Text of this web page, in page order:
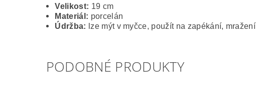
Velikost: 19 cm
Materiál: porcelán
Údržba: lze mýt v myčce, použít na zapékání,
PODOBNÉ PRODUKTY